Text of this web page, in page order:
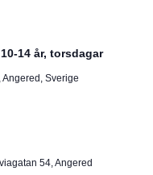
14 år, torsdagar
Angered, Sverige
54, Angered